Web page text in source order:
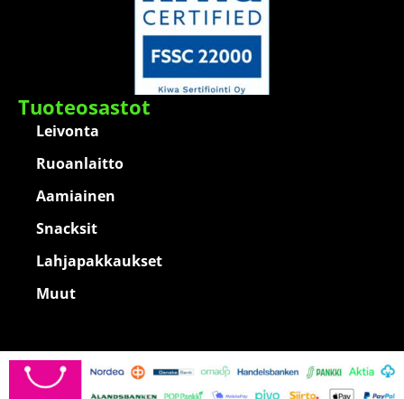
Tuoteosastot
Leivonta
Ruoanlaitto
Aamiainen
Snacksit
Lahjapakkaukset
Muut